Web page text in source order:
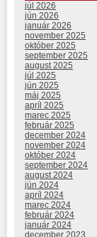
júl 2026
jún 2026
január 2026
november 2025
október 2025
september 2025
august 2025
júl 2025
jún 2025
máj 2025
apríl 2025
marec 2025
február 2025
december 2024
november 2024
október 2024
september 2024
august 2024
jún 2024
apríl 2024
marec 2024
február 2024
január 2024
december 2023